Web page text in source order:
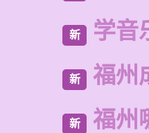
新 学音
新 福州
新 福州